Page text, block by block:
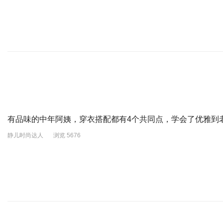
有品味的中年阿姨，穿衣搭配都有4个共同点，学会了优雅到
静儿时尚达人 浏览 5676